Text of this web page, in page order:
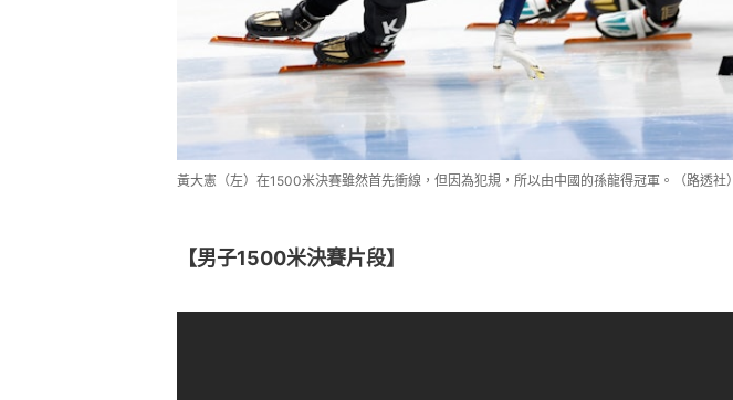
黃大憲（左）在1500米決賽雖然首先衝線，但因為犯規，所以由中國的孫龍得冠軍。（路透社）
【男子1500米決賽片段】